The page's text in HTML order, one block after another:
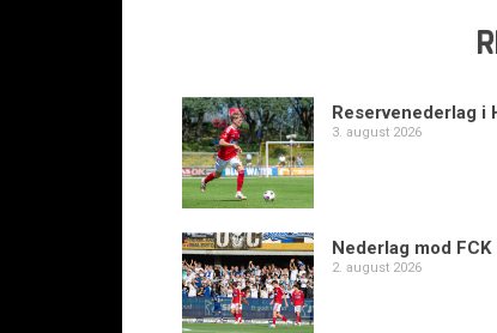
Reservenederlag i
3. august 2026
Nederlag mod FCK
2. august 2026